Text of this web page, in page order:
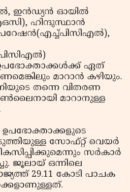
ഇന്‍ഡ്യന്‍ ഓയില്‍
ഹിന്ദുസ്ഥാന്‍
ഉപഭോക്താക്കള്‍ക്ക് ഏത്
മാറാന്‍ കഴിയും.
തന്നെ വിതരണ
മാറാനുള്ള
ഉപഭോക്താക്കളുടെ
സോഫ്റ്റ് വെയര്‍
സര്‍കാര്‍
ജൂലായ് ഒന്നിലെ
29.11 കോടി പാചക